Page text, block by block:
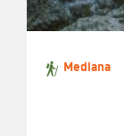
Mediana